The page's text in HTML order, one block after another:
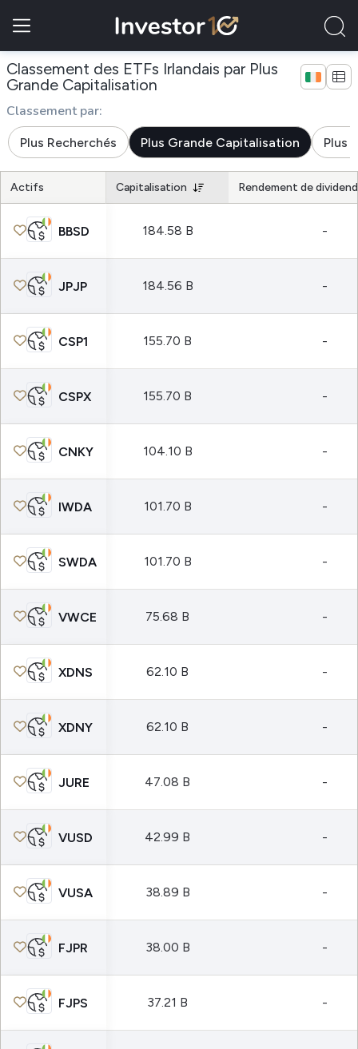
Classement des ETFs Irlandais par Plus
Grande Capitalisation
Classement par:
Plus Recherchés Plus Grande Capitalisation Plus
Actifs Capitalisation Rendement de
BBSD 184.58 B -
JPJP 184.56 B -
CSP1 155.70 B -
CSPX 155.70 B -
CNKY 104.10 B -
IWDA 101.70 B -
SWDA 101.70 B -
VWCE 75.68 B -
XDNS 62.10 B -
XDNY 62.10 B -
JURE 47.08 B -
VUSD 42.99 B -
VUSA 38.89 B -
FJPR 38.00 B -
FJPS 37.21 B -